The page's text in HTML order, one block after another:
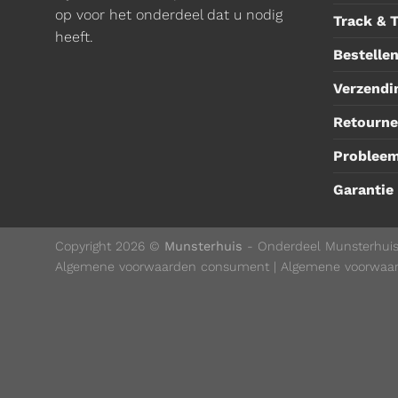
op voor het onderdeel dat u nodig
heeft.
Track &
Garantie
Copyright 2026 © Munsterhuis - Onderdeel
Algemene voorwaarden consument | Algemene